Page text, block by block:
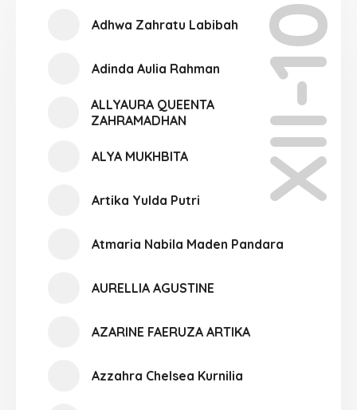
XII-10
Adhwa Zahratu Labibah
Adinda Aulia Rahman
ALLYAURA QUEENTA
ZAHRAMADHAN
ALYA MUKHBITA
Artika Yulda Putri
Atmaria Nabila Maden Pandara
AURELLIA AGUSTINE
AZARINE FAERUZA ARTIKA
Azzahra Chelsea Kurnilia